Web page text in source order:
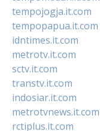
tempojogja.it.com
tempopapua.it.com
idntimes.it.com
metrotv.it.com
sctv.it.com
transtv.it.com
indosiar.it.com
metrotvnews.it.com
rctiplus.it.com